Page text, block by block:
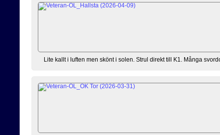
Lite kallt i luften men skönt i solen. Strul direkt till K1. Många